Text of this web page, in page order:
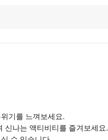
기를 느껴보세요.
신나는 액티비티를 즐겨보세요.